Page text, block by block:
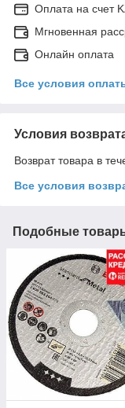
Оплата на счет
Мгновенная
Онлайн оплата
Все условия
Условия
Возврат товара в
Все условия
Подобные